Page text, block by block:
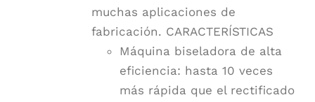
muchas aplicaciones de
fabricación. CARACTERÍSTICAS
Máquina biseladora de alta
eficiencia: hasta 10 veces
más rápida que el rectificado